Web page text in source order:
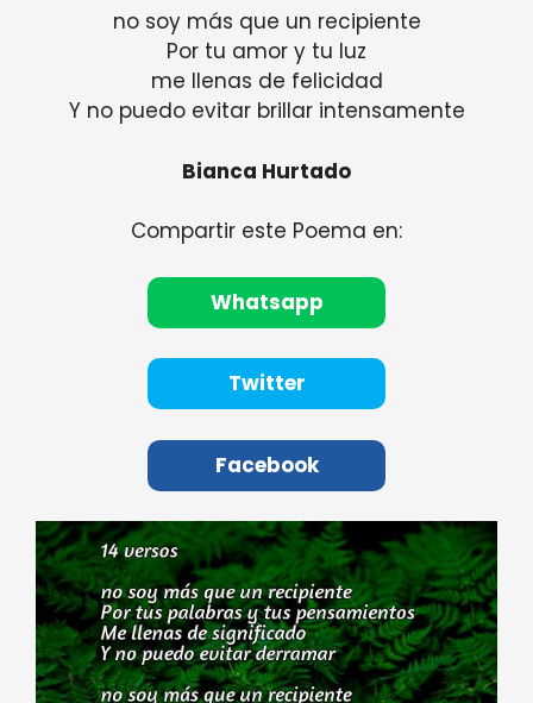
no soy más que un recipiente
Por tu amor y tu luz
me llenas de felicidad
Y no puedo evitar brillar intensamente
Bianca Hurtado
Compartir este Poema en:
Whatsapp
Twitter
Facebook